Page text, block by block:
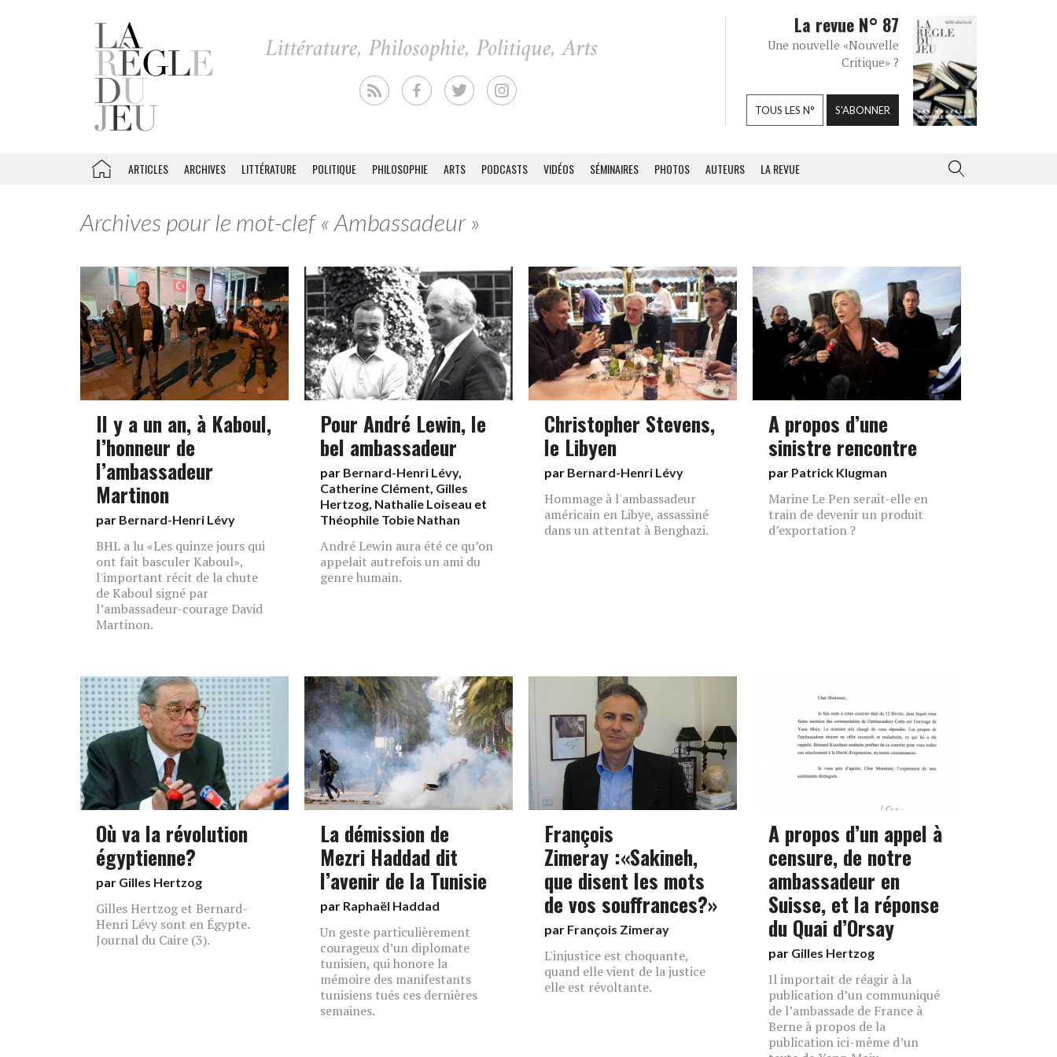
La revue N° 87
Une nouvelle «Nouvelle
Critique» ?
TOUS LES N° S'ABONNER
ARTICLES ARCHIVES LITTÉRATURE POLITIQUE PHILOSOPHIE ARTS PODCASTS VIDÉOS SÉMINAIRES PHOTOS AUTEURS LA REVUE
Archives pour le mot-clef « Ambassadeur »
Il y a un an, à Kaboul,
l’honneur de
l’ambassadeur
Martinon
par Bernard-Henri Lévy
BHL a lu «Les quinze jours qui
ont fait basculer Kaboul»,
l'important récit de la chute
de Kaboul signé par
l’ambassadeur-courage David
Martinon.
Pour André Lewin, le
bel ambassadeur
par Bernard-Henri Lévy,
Catherine Clément, Gilles
Hertzog, Nathalie Loiseau et
Théophile Tobie Nathan
André Lewin aura été ce qu’on
appelait autrefois un ami du
genre humain.
Christopher Stevens,
le Libyen
par Bernard-Henri Lévy
Hommage à l'ambassadeur
américain en Libye, assassiné
dans un attentat à Benghazi.
A propos d’une
sinistre rencontre
par Patrick Klugman
Marine Le Pen serait-elle en
train de devenir un produit
d’exportation ?
Où va la révolution
égyptienne?
par Gilles Hertzog
Gilles Hertzog et Bernard-
Henri Lévy sont en Égypte.
Journal du Caire (3).
La démission de
Mezri Haddad dit
l’avenir de la Tunisie
par Raphaël Haddad
Un geste particulièrement
courageux d’un diplomate
tunisien, qui honore la
mémoire des manifestants
tunisiens tués ces dernières
semaines.
François
Zimeray :«Sakineh,
que disent les mots
de vos souffrances?»
par François Zimeray
L'injustice est choquante,
quand elle vient de la justice
elle est révoltante.
A propos d’un appel à
censure, de notre
ambassadeur en
Suisse, et la réponse
du Quai d’Orsay
par Gilles Hertzog
Il importait de réagir à la
publication d’un communiqué
de l’ambassade de France à
Berne à propos de la
publication ici-même d’un